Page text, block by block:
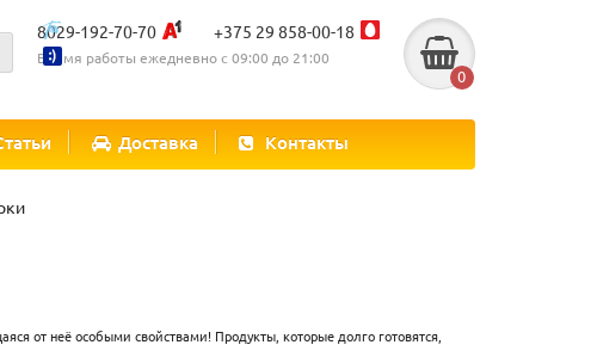
8029-192-70-70 +375 29 858-00-18
Время работы ежедневно с 09:00 до 21:00
0
Доставка Контакты
от неё особыми свойствами! Продукты, которые долго готовятся,